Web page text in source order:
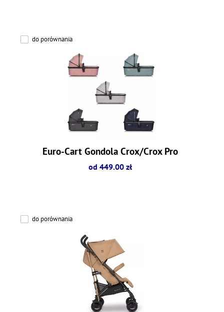
do porównania
Euro-Cart Gondola Crox/Crox Pro
od 449.00 zł
do porównania